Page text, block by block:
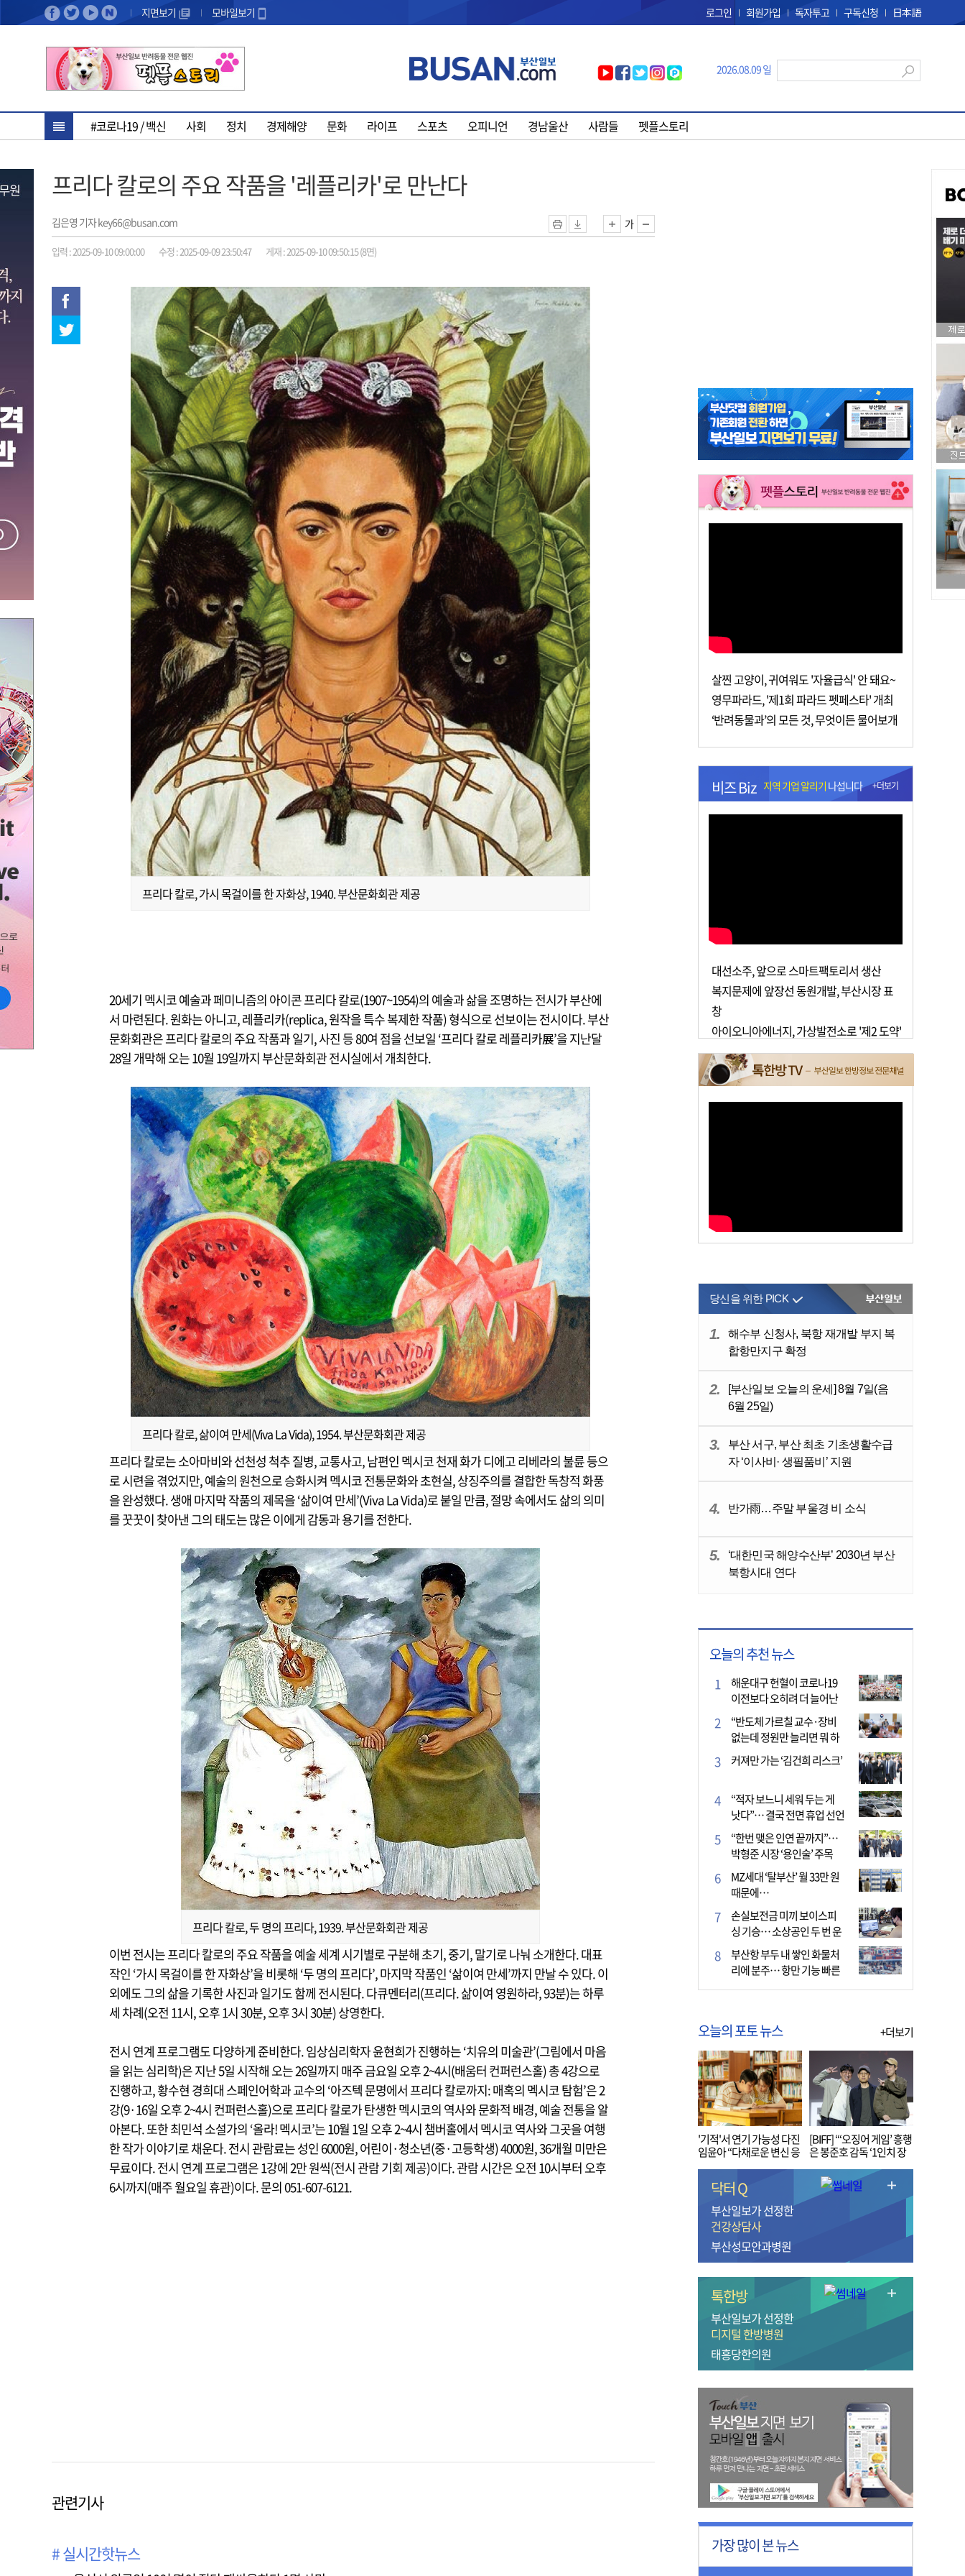
지면보기 모바일보기 로그인 회원가입 독자투고 구독신청 日本語
2026.08.09 일
#코로나19 / 백신 사회 정치 경제해양 문화 라이프 스포츠 오피니언 경남울산 사람들 펫플스토리
프리다 칼로의 주요 작품을 '레플리카'로 만난다
김은영 기자 key66@busan.com 가
입력 : 2025-09-10 09:00:00 수정 : 2025-09-09 23:50:47 게재 : 2025-09-10 09:50:15 (8면)
프리다 칼로, 가시 목걸이를 한 자화상, 1940. 부산문화회관 제공
20세기 멕시코 예술과 페미니즘의 아이콘 프리다 칼로(1907~1954)의 예술과 삶을 조명하는 전시가 부산에
서 마련된다. 원화는 아니고, 레플리카(replica, 원작을 특수 복제한 작품) 형식으로 선보이는 전시이다. 부산
문화회관은 프리다 칼로의 주요 작품과 일기, 사진 등 80여 점을 선보일 ‘프리다 칼로 레플리카展’을 지난달
28일 개막해 오는 10월 19일까지 부산문화회관 전시실에서 개최한다.
프리다 칼로, 삶이여 만세(Viva La Vida), 1954. 부산문화회관 제공
프리다 칼로는 소아마비와 선천성 척추 질병, 교통사고, 남편인 멕시코 천재 화가 디에고 리베라의 불륜 등으
로 시련을 겪었지만, 예술의 원천으로 승화시켜 멕시코 전통문화와 초현실, 상징주의를 결합한 독창적 화풍
을 완성했다. 생애 마지막 작품의 제목을 ‘삶이여 만세’(Viva La Vida)로 붙일 만큼, 절망 속에서도 삶의 의미
를 꿋꿋이 찾아낸 그의 태도는 많은 이에게 감동과 용기를 전한다.
프리다 칼로, 두 명의 프리다, 1939. 부산문화회관 제공
이번 전시는 프리다 칼로의 주요 작품을 예술 세계 시기별로 구분해 초기, 중기, 말기로 나눠 소개한다. 대표
작인 ‘가시 목걸이를 한 자화상’을 비롯해 ‘두 명의 프리다’, 마지막 작품인 ‘삶이여 만세’까지 만날 수 있다. 이
외에도 그의 삶을 기록한 사진과 일기도 함께 전시된다. 다큐멘터리(프리다. 삶이여 영원하라, 93분)는 하루
세 차례(오전 11시, 오후 1시 30분, 오후 3시 30분) 상영한다.
전시 연계 프로그램도 다양하게 준비한다. 임상심리학자 윤현희가 진행하는 ‘치유의 미술관’(그림에서 마음
을 읽는 심리학)은 지난 5일 시작해 오는 26일까지 매주 금요일 오후 2~4시(배움터 컨퍼런스홀) 총 4강으로
진행하고, 황수현 경희대 스페인어학과 교수의 ‘아즈텍 문명에서 프리다 칼로까지: 매혹의 멕시코 탐험’은 2
강(9·16일 오후 2~4시 컨퍼런스홀)으로 프리다 칼로가 탄생한 멕시코의 역사와 문화적 배경, 예술 전통을 알
아본다. 또한 최민석 소설가의 ‘올라! 멕시코’는 10월 1일 오후 2~4시 챔버홀에서 멕시코 역사와 그곳을 여행
한 작가 이야기로 채운다. 전시 관람료는 성인 6000원, 어린이·청소년(중·고등학생) 4000원, 36개월 미만은
무료이다. 전시 연계 프로그램은 1강에 2만 원씩(전시 관람 기회 제공)이다. 관람 시간은 오전 10시부터 오후
6시까지(매주 월요일 휴관)이다. 문의 051-607-6121.
관련기사
# 실시간핫뉴스
살찐 고양이, 귀여워도 '자율급식' 안 돼요~
영무파라드, '제1회 파라드 펫페스타' 개최
‘반려동물과’의 모든 것, 무엇이든 물어보개
비즈 Biz 지역 기업 알리기 나섭니다 +더보기
대선소주, 앞으로 스마트팩토리서 생산
복지문제에 앞장선 동원개발, 부산시장 표
창
아이오니아에너지, 가상발전소로 '제2 도약'
오늘의 추천 뉴스
해운대구 헌혈이 코로나19
이전보다 오히려 더 늘어난
이유는?
“반도체 가르칠 교수·장비
없는데 정원만 늘리면 뭐 하
나”
커져만 가는 ‘김건희 리스크’
“적자 보느니 세워 두는 게
낫다”… 결국 전면 휴업 선언
한 택시회사
“한번 맺은 인연 끝까지”…
박형준 시장 ‘용인술’ 주목
MZ세대 ‘탈부산’ 월 33만 원
때문에…
손실보전금 미끼 보이스피
싱 기승… 소상공인 두 번 운
다
부산항 부두 내 쌓인 화물처
리에 분주… 항만 기능 빠른
회복세
오늘의 포토 뉴스 +더보기
'기적'서 연기 가능성 다진
임윤아 “다채로운 변신 응
[BIFF] “‘오징어 게임’ 흥행
은 봉준호 감독 ‘1인치 장
닥터 Q
부산일보가 선정한
건강상담사
부산성모안과병원
톡한방
부산일보가 선정한
디지털 한방병원
태흥당한의원
가장 많이 본 뉴스